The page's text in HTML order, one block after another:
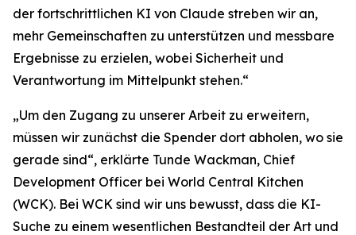
der fortschrittlichen KI von Claude streben wir an,
mehr Gemeinschaften zu unterstützen und messbare
Ergebnisse zu erzielen, wobei Sicherheit und
Verantwortung im Mittelpunkt stehen.“
„Um den Zugang zu unserer Arbeit zu erweitern,
müssen wir zunächst die Spender dort abholen, wo sie
gerade sind“, erklärte Tunde Wackman, Chief
Development Officer bei World Central Kitchen
(WCK). Bei WCK sind wir uns bewusst, dass die KI-
Suche zu einem wesentlichen Bestandteil der Art und